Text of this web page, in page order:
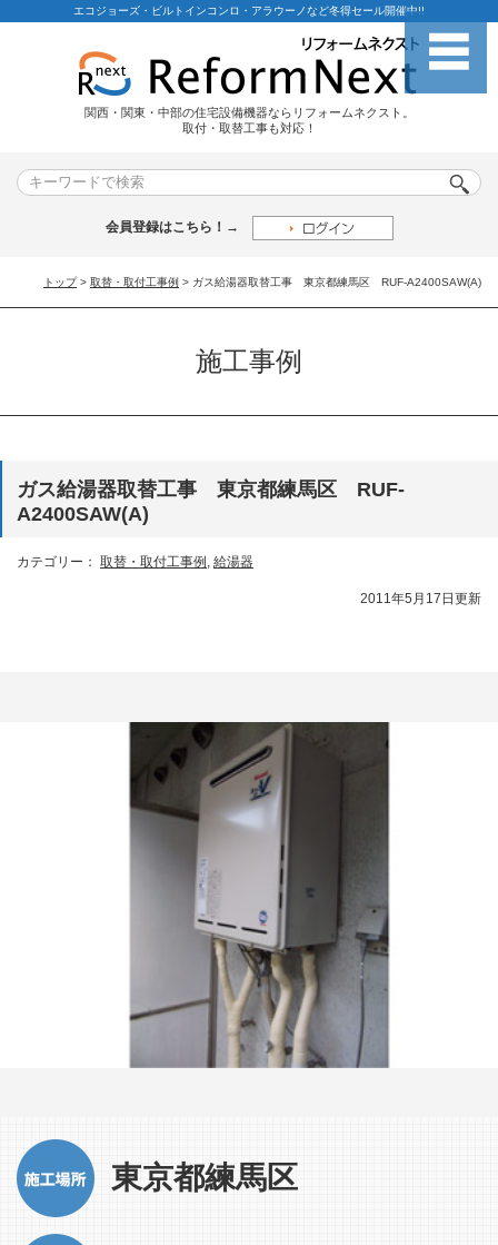
エコジョーズ・ビルトインコンロ・アラウーノなど冬得セール開催中!!
関西・関東・中部の住宅設備機器ならリフォームネクスト。
取付・取替工事も対応！
会員登録はこちら！→
トップ > 取替・取付工事例 > ガス給湯器取替工事 東京都練馬区 RUF-A2400SAW(A)
施工事例
ガス給湯器取替工事 東京都練馬区 RUF-
A2400SAW(A)
カテゴリー： 取替・取付工事例 , 給湯器
2011年5月17日更新
東京都練馬区